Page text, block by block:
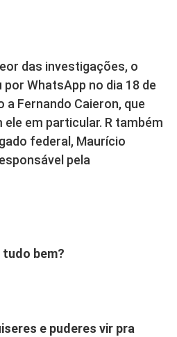
das investigações, o
WhatsApp no dia 18 de
a Fernando Caieron, que
em particular. R também
federal, Maurício
pela
tudo bem?
e puderes vir pra